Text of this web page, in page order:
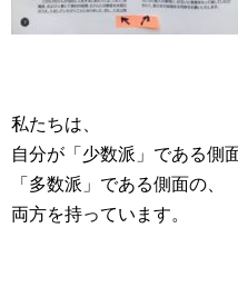
私たちは、
自分が「少数派」である側
「多数派」である側面の、
両方を持っています。